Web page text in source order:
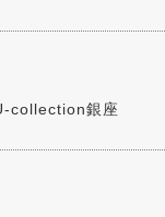
collection銀座